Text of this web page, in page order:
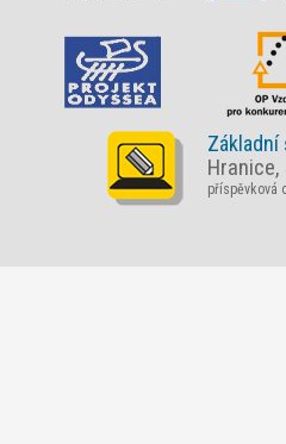
Základní
příspěvková